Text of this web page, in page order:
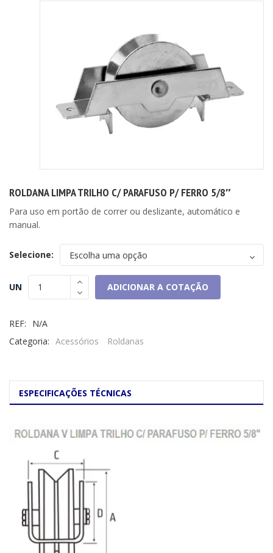
ROLDANA LIMPA TRILHO C/ PARAFUSO P/ FERRO 5/8″
Para uso em portão de correr ou deslizante, automático e
manual.
Selecione:
UN ADICIONAR A COTAÇÃO
REF:
N/A
Categoria: Acessórios Roldanas
ESPECIFICAÇÕES TÉCNICAS